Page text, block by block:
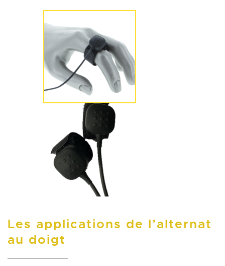
Les applications de l’alternat
au doigt